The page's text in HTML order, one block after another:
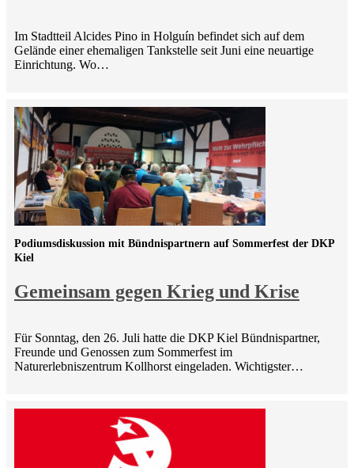
Im Stadtteil Alcides Pino in Holguín befindet sich auf dem
Gelände einer ehemaligen Tankstelle seit Juni eine neuartige
Einrichtung. Wo…
Gemeinsam gegen Krieg und Krise
Podiumsdiskussion mit Bündnispartnern auf Sommerfest der DKP
Kiel
Für Sonntag, den 26. Juli hatte die DKP Kiel Bündnispartner,
Freunde und Genossen zum Sommerfest im
Naturerlebniszentrum Kollhorst eingeladen. Wichtigster…